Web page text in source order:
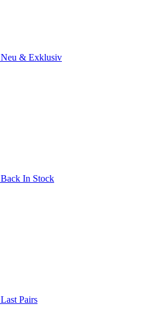
Neu & Exklusiv
Back In Stock
Last Pairs